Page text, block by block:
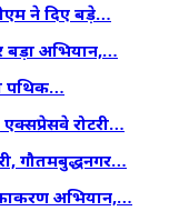
ने दिए बड़े…
बड़ा अभियान,…
पथिक…
रोटरी…
गौतमबुद्धनगर…
अभियान,…